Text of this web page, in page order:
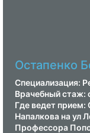
таза
13
у
Остапенко
Специализация:
Врачебный стаж:
Где ведет прием:
Напалкова на ул
Профессора